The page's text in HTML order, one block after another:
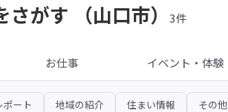
さがす （山口市） 3件
お仕事 イベント・体験
ート 地域の紹介 住まい情報 その他